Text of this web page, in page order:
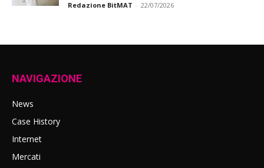
Redazione BitMAT - 22/07/2026
NAVIGAZIONE
News
Case History
Internet
Mercati